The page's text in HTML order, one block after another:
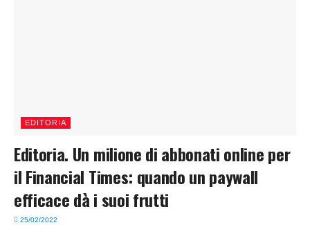
EDITORIA
Editoria. Un milione di abbonati online per
il Financial Times: quando un paywall
efficace dà i suoi frutti
25/02/2022